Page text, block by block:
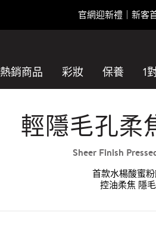
LINE POINTS最高
熱銷商品 彩妝 保養 1
輕隱毛孔柔
Sheer Finish
首款水楊酸蜜粉
控油柔焦 隱